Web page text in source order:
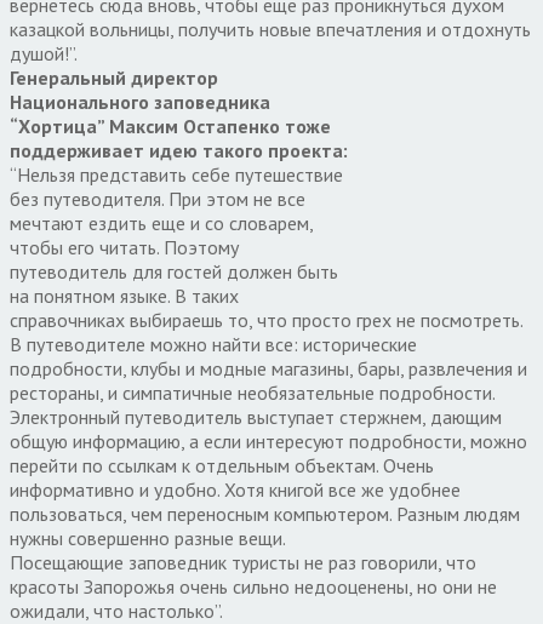
казацкой вольницы, получить новые впечатления и отдохнуть
душой!”.
Генеральный директор
Национального заповедника
“Хортица” Максим Остапенко тоже
поддерживает идею такого проекта:
“Нельзя представить себе путешествие
без путеводителя. При этом не все
мечтают ездить еще и со словарем,
чтобы его читать. Поэтому
путеводитель для гостей должен быть
на понятном языке. В таких
справочниках выбираешь то, что просто грех не посмотреть.
В путеводителе можно найти все: исторические
подробности, клубы и модные магазины, бары, развлечения и
рестораны, и симпатичные необязательные подробности.
Электронный путеводитель выступает стержнем, дающим
общую информацию, а если интересуют подробности, можно
перейти по ссылкам к отдельным объектам. Очень
информативно и удобно. Хотя книгой все же удобнее
пользоваться, чем переносным компьютером. Разным людям
нужны совершенно разные вещи.
Посещающие заповедник туристы не раз говорили, что
красоты Запорожья очень сильно недооценены, но они не
ожидали, что настолько”.